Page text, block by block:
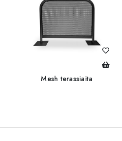
Mesh terassiaita